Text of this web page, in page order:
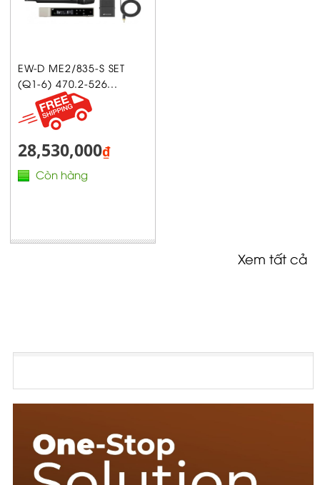
EW-D ME2/835-S SET
(Q1-6) 470.2-526...
28,530,000₫
Còn hàng
Xem tất cả